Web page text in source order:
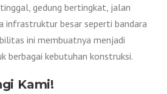
gedung bertingkat, jalan
infrastruktur besar seperti bandara
ini membuatnya menjadi
berbagai kebutuhan konstruksi.
Kami!